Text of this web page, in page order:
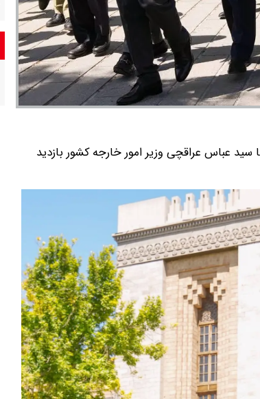
عباس عراقچی وزیر امور خارجه کشور بازدید